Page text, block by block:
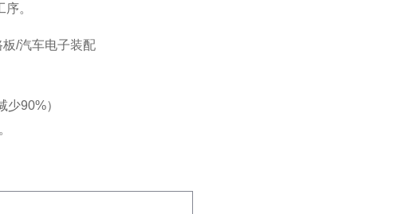
。
板/汽车电子装配
90%）